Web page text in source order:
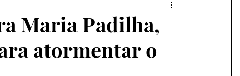
Maria Padilha,
atormentar o